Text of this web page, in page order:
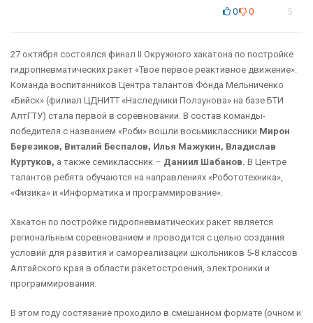
0 0 5
27 октября состоялся финал II Окружного хакатона по постройке
гидропневматических ракет «Твое первое реактивное движение».
Команда воспитанников Центра талантов Фонда Мельниченко
«Бийск» (филиал ЦДНИТТ «Наследники Ползунова» на базе БТИ
АлтГТУ) стала первой в соревновании. В состав команды-
победителя с названием «Роби» вошли восьмиклассники Мирон
Березиков, Виталий Беспалов, Илья Мажукин, Владислав
Куртуков, а также семиклассник – Даниил Шабанов. В Центре
талантов ребята обучаются на направлениях «Робототехника»,
«Физика» и «Информатика и программирование».
Хакатон по постройке гидропневматических ракет является
региональным соревнованием и проводится с целью создания
условий для развития и самореализации школьников 5-8 классов
Алтайского края в области ракетостроения, электроники и
программирования.
В этом году состязание проходило в смешанном формате (очном и